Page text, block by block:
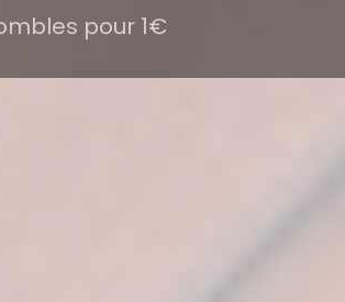
pour 1€